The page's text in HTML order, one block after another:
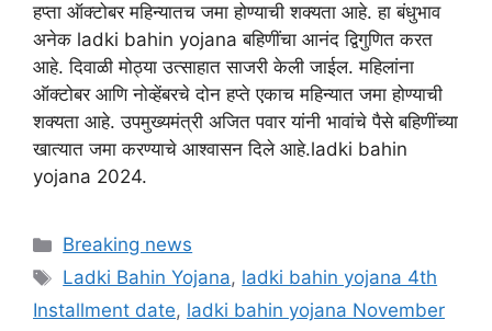
हप्ता ऑक्टोबर महिन्यातच जमा होण्याची शक्यता आहे. हा बंधुभाव
अनेक ladki bahin yojana बहिणींचा आनंद द्विगुणित करत
आहे. दिवाळी मोठ्या उत्साहात साजरी केली जाईल. महिलांना
ऑक्टोबर आणि नोव्हेंबरचे दोन हप्ते एकाच महिन्यात जमा होण्याची
शक्यता आहे. उपमुख्यमंत्री अजित पवार यांनी भावांचे पैसे बहिणींच्या
खात्यात जमा करण्याचे आश्वासन दिले आहे.ladki bahin
yojana 2024.
Categories
Breaking news
Tags
Ladki Bahin Yojana, ladki bahin yojana 4th
Installment date, ladki bahin yojana November